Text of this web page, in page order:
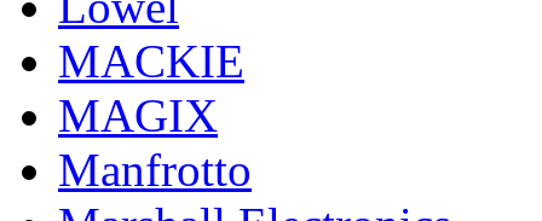
MACKIE
MAGIX
Manfrotto